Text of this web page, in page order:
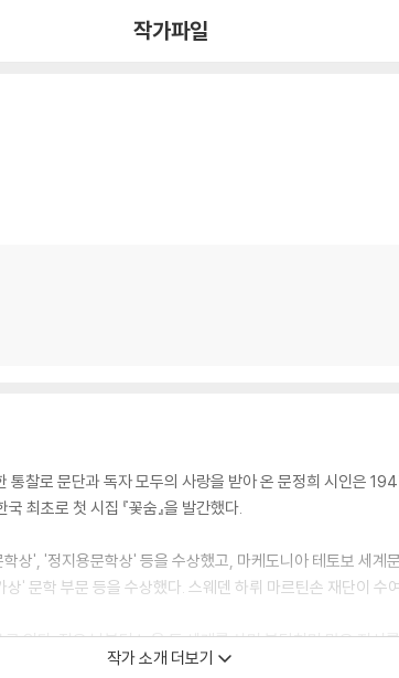
작가파일
통찰로 문단과 독자 모두의 사랑을 받아 온 문정희 시인은
최초로 첫 시집 『꽃숨』을 발간했다.
', '정지용문학상' 등을 수상했고, 마케도니아 테토보 세계
' 문학 부문 등을 수상했다. 스웨덴 하뤼 마르틴손 재단이
있다. 젊은 날부터 뉴욕 등 세계를 살며 부딪치며 많은 저서
된 14종의 저서가 있다. 프랑스 ‘시인들의 봄’ 등 국제 도서전
작가 소개 더보기